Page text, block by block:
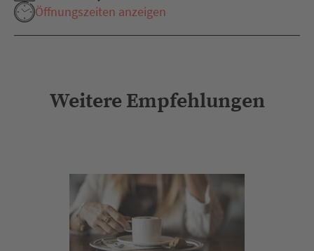
Öffnungszeiten anzeigen
Weitere Empfehlungen